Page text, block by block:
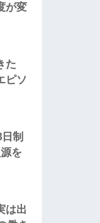
が変
た
ピソ
制
を
は出